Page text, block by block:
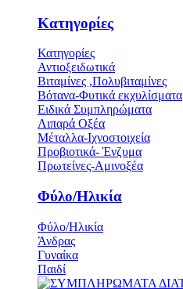
Κατηγορίες
Κατηγορίες
Αντιοξειδωτικά
Βιταμίνες ,Πολυβιταμίνες
Βότανα-Φυτικά εκχυλίσματα
Ειδικά Συμπληρώματα
Λιπαρά Οξέα
Μέταλλα-Ιχνοστοιχεία
Προβιοτικά- Ένζυμα
Πρωτείνες-Αμινοξέα
Φύλο/Ηλικία
Φύλο/Ηλικία
Άνδρας
Γυναίκα
Παιδί